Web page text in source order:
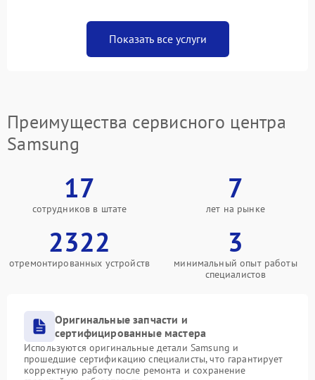
Показать все услуги
Преимущества сервисного центра
Samsung
17
сотрудников в штате
7
лет на рынке
2322
отремонтированных устройств
3
минимальный опыт работы
специалистов
Оригинальные запчасти и
сертифицированные мастера
Используются оригинальные детали Samsung и
прошедшие сертификацию специалисты, что гарантирует
корректную работу после ремонта и сохранение